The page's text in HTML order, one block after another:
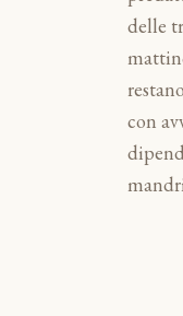
delle
con